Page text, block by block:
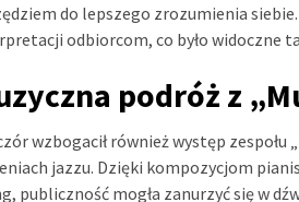
do lepszego zrozumienia
odbiorcom, co było widoczne
podróż z
wzbogacił również występ
jazzu. Dzięki kompozycjom
publiczność mogła zanurzyć się w